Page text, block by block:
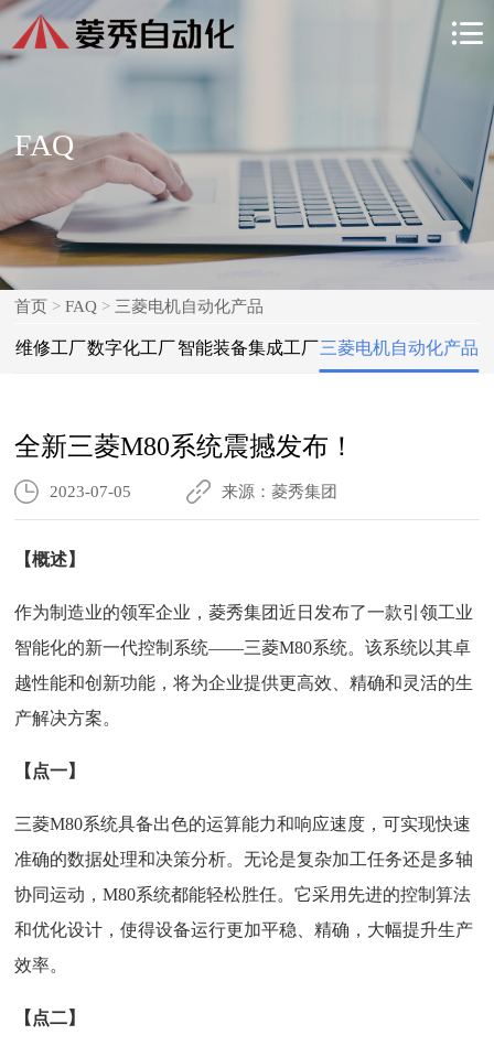

FAQ
首页 >FAQ > 三菱电机自动化产品
维修工厂数字化工厂智能装备集成工厂三菱电机自动化产品
全新三菱M80系统震撼发布！
2023-07-05 来源：菱秀集团
【概述】
作为制造业的领军企业，菱秀集团近日发布了一款引领工业
智能化的新一代控制系统——三菱M80系统。该系统以其卓
越性能和创新功能，将为企业提供更高效、精确和灵活的生
产解决方案。
【点一】
三菱M80系统具备出色的运算能力和响应速度，可实现快速
准确的数据处理和决策分析。无论是复杂加工任务还是多轴
协同运动，M80系统都能轻松胜任。它采用先进的控制算法
和优化设计，使得设备运行更加平稳、精确，大幅提升生产
效率。
【点二】